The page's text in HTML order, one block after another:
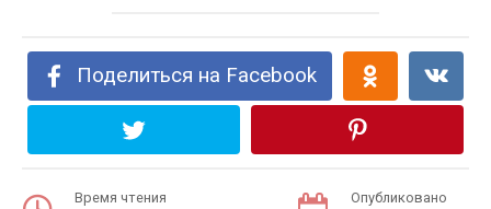
Поделиться на Facebook
Время чтения Опубликовано